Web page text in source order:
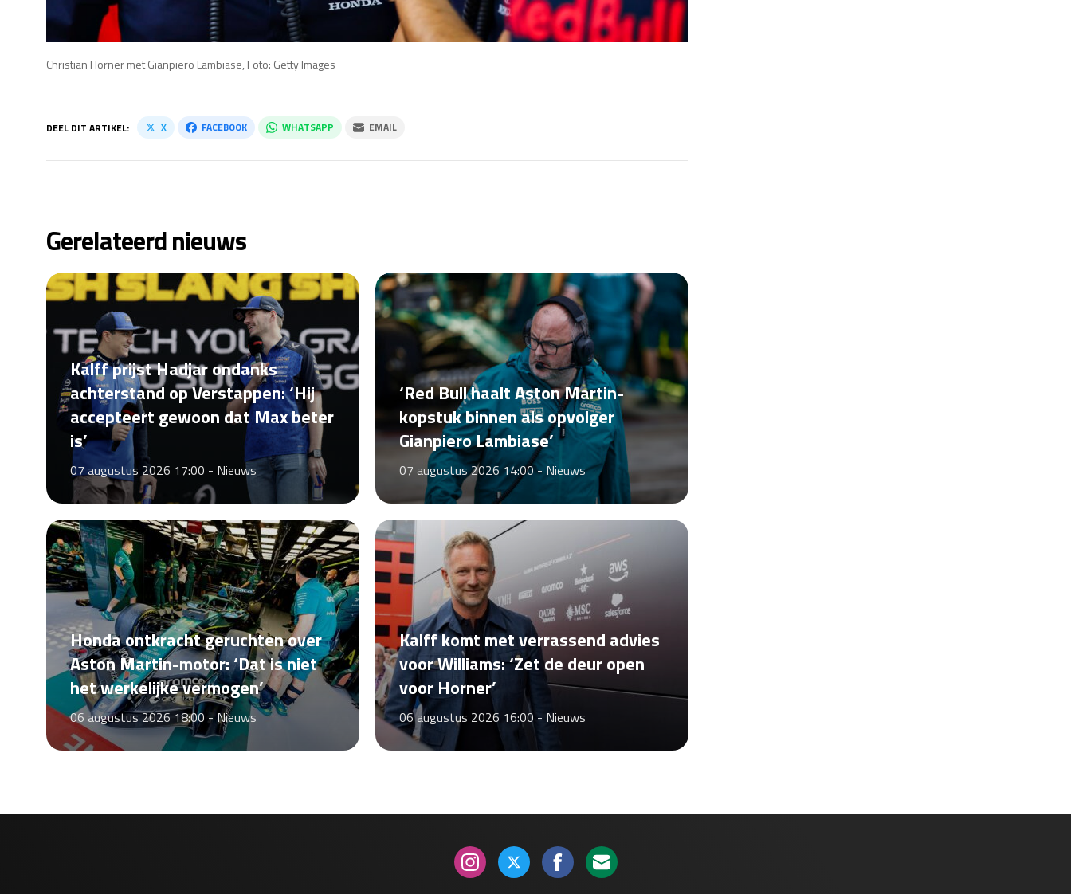
Christian Horner met Gianpiero Lambiase, Foto: Getty Images
DEEL DIT ARTIKEL: X FACEBOOK WHATSAPP EMAIL
Gerelateerd nieuws
Kalff prijst Hadjar ondanks
achterstand op Verstappen: ‘Hij
accepteert gewoon dat Max beter
is’
07 augustus 2026 17:00 - Nieuws
‘Red Bull haalt Aston Martin-
kopstuk binnen als opvolger
Gianpiero Lambiase’
07 augustus 2026 14:00 -Nieuws
Honda ontkracht geruchten over
Aston Martin-motor: ‘Dat is niet
het werkelijke vermogen’
06 augustus 2026 18:00 - Nieuws
Kalff komt met verrassend advies
voor Williams: ‘Zet de deur open
voor Horner’
06 augustus 2026 16:00 - Nieuws